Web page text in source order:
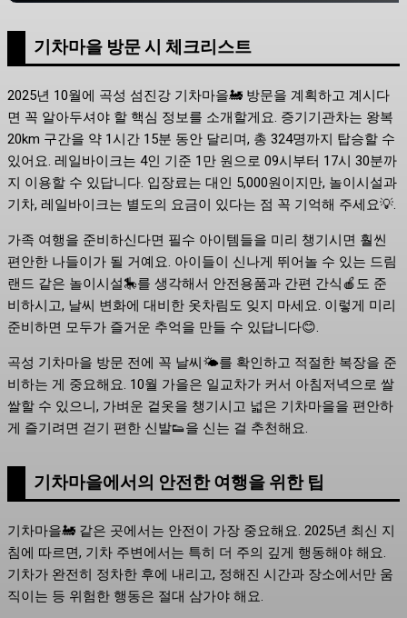
기차마을 방문 시 체크리스트
2025년 10월에 곡성 섬진강 기차마을🚂 방문을 계획하고 계시다
면 꼭 알아두셔야 할 핵심 정보를 소개할게요. 증기기관차는 왕복
20km 구간을 약 1시간 15분 동안 달리며, 총 324명까지 탑승할 수
있어요. 레일바이크는 4인 기준 1만 원으로 09시부터 17시 30분까
지 이용할 수 있답니다. 입장료는 대인 5,000원이지만, 놀이시설과
기차, 레일바이크는 별도의 요금이 있다는 점 꼭 기억해 주세요💡.
가족 여행을 준비하신다면 필수 아이템들을 미리 챙기시면 훨씬
편안한 나들이가 될 거예요. 아이들이 신나게 뛰어놀 수 있는 드림
랜드 같은 놀이시설🎠를 생각해서 안전용품과 간편 간식🍎도 준
비하시고, 날씨 변화에 대비한 옷차림도 잊지 마세요. 이렇게 미리
준비하면 모두가 즐거운 추억을 만들 수 있답니다😊.
곡성 기차마을 방문 전에 꼭 날씨🌤를 확인하고 적절한 복장을 준
비하는 게 중요해요. 10월 가을은 일교차가 커서 아침저녁으로 쌀
쌀할 수 있으니, 가벼운 겉옷을 챙기시고 넓은 기차마을을 편안하
게 즐기려면 걷기 편한 신발👟을 신는 걸 추천해요.
기차마을에서의 안전한 여행을 위한 팁
기차마을🚂 같은 곳에서는 안전이 가장 중요해요. 2025년 최신 지
침에 따르면, 기차 주변에서는 특히 더 주의 깊게 행동해야 해요.
기차가 완전히 정차한 후에 내리고, 정해진 시간과 장소에서만 움
직이는 등 위험한 행동은 절대 삼가야 해요.